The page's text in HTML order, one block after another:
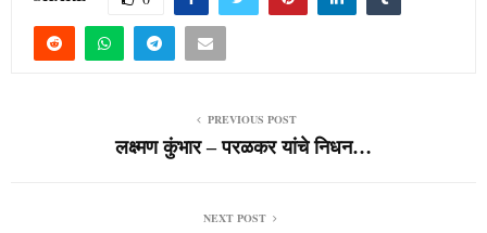
PREVIOUS POST
लक्ष्मण कुंभार – परळकर यांचे निधन…
NEXT POST